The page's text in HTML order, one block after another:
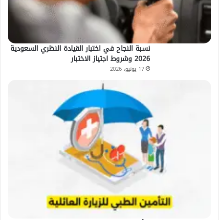
نسبة النجاح في اختبار القيادة النظري السعودية
2026 وشروط اجتياز الاختبار
17 يونيو، 2026